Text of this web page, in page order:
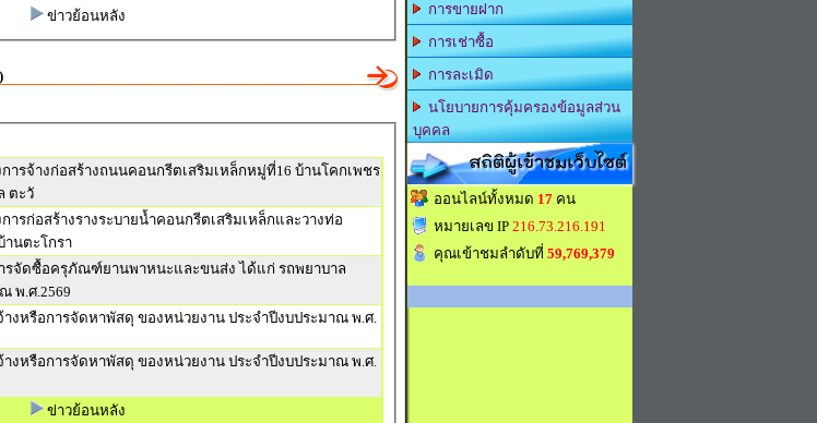
ข่าวย้อนหลัง
ารจ้างก่อสร้างถนนคอนกรีตเสริมเหล็กหมู่ที่16 บ้านโคกเพชร
ตะวั
ารก่อสร้างรางระบายน้ำคอนกรีตเสริมเหล็กและวางท่อ
านตะโกรา
ารจัดซื้อครุภัณฑ์ยานพาหนะและขนส่ง ได้แก่ รถพยาบาล
พ.ศ.2569
งหรือการจัดหาพัสดุ ของหน่วยงาน ประจำปีงบประมาณ พ.ศ.
งหรือการจัดหาพัสดุ ของหน่วยงาน ประจำปีงบประมาณ พ.ศ.
ข่าวย้อนหลัง
การขายฝาก
การเช่าซื้อ
การละเมิด
นโยบายการคุ้มครองข้อมูลส่วน
บุคคล
สถิติผู้เข้าชมเว็บไซต์
ออนไลน์ทั้งหมด 17คน
หมายเลข IP 216.73.216.191
คุณเข้าชมลำดับที่ 59,769,379